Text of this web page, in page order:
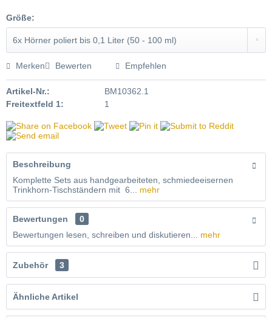
Größe:
Merken Bewerten Empfehlen
Artikel-Nr.:
BM10362.1
Freitextfeld 1:
1
Beschreibung
Komplette Sets aus handgearbeiteten, schmiedeeisernen
Trinkhorn-Tischständern mit 6...
mehr
Bewertungen
0
Bewertungen lesen, schreiben und diskutieren...
mehr
Zubehör 3
Ähnliche Artikel